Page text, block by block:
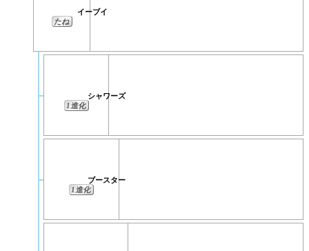
イーブイ
たね
シャワーズ
1進化
ブースター
1進化